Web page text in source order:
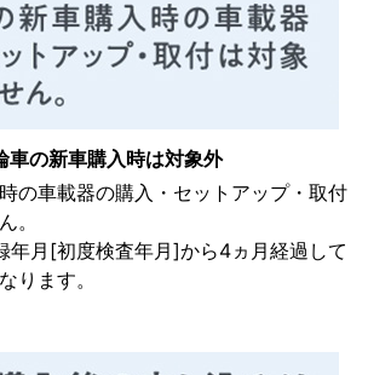
車の新車購入時は対象外
の車載器の購入・セットアップ・取付
。
年月[初度検査年月]から4ヵ月経過して
ります。